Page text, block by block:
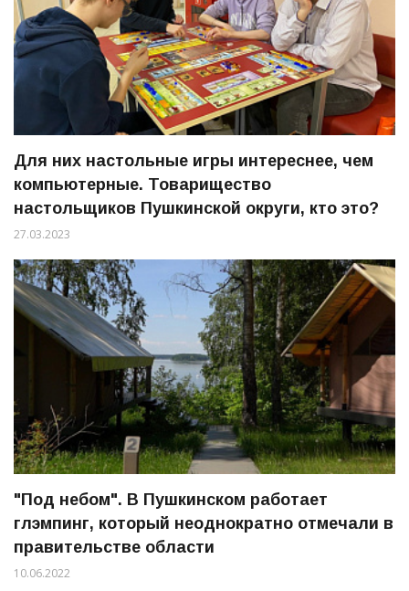
Для них настольные игры интереснее, чем
компьютерные. Товарищество
настольщиков Пушкинской округи, кто это?
27.03.2023
"Под небом". В Пушкинском работает
глэмпинг, который неоднократно отмечали в
правительстве области
10.06.2022